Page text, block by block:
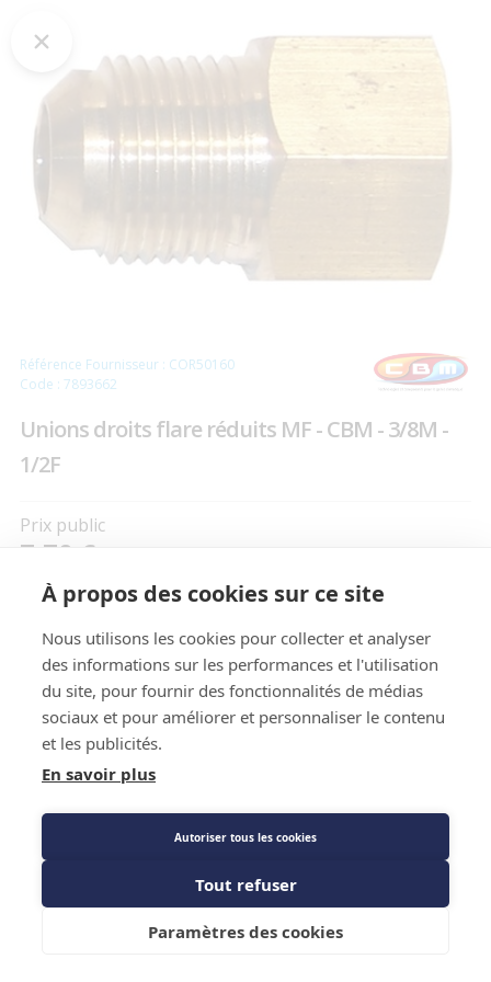
Référence Fournisseur : COR50160
Code : 7893662
Unions droits flare réduits MF - CBM - 3/8M -
1/2F
Prix public
7,70 €
Caractéristiques techniques
3/8M - 1/2F
Ajouter au panier
À propos des cookies sur ce site
Nous utilisons les cookies pour collecter et analyser
des informations sur les performances et l'utilisation
du site, pour fournir des fonctionnalités de médias
sociaux et pour améliorer et personnaliser le contenu
et les publicités.
En savoir plus
Autoriser tous les cookies
Tout refuser
Paramètres des cookies